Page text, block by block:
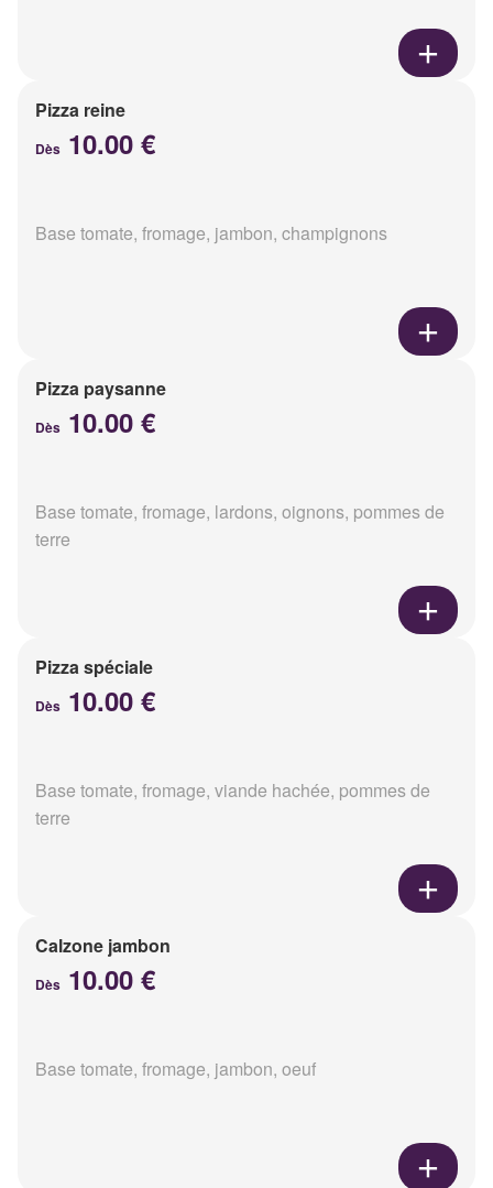
Pizza reine
Dès 10.00 €
Base tomate, fromage, jambon, champignons
Pizza paysanne
Dès 10.00 €
Base tomate, fromage, lardons, oignons, pommes de
terre
Pizza spéciale
Dès 10.00 €
Base tomate, fromage, viande hachée, pommes de
terre
Calzone jambon
Dès 10.00 €
Base tomate, fromage, jambon, oeuf